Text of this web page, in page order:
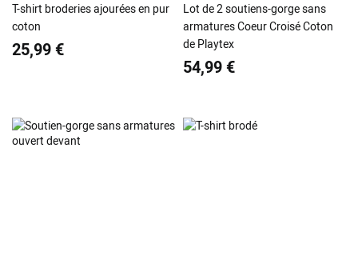
T-shirt broderies ajourées en pur
coton
25,99 €
Lot de 2 soutiens-gorge sans
armatures Coeur Croisé Coton
de Playtex
54,99 €